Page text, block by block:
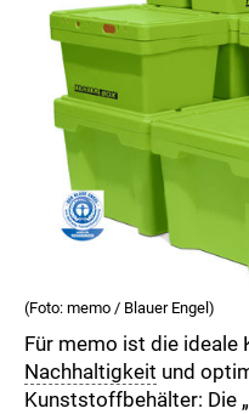
(Foto: memo / Blauer Engel)
Für memo ist die ideale
Nachhaltigkeit und
Kunststoffbehälter: Die